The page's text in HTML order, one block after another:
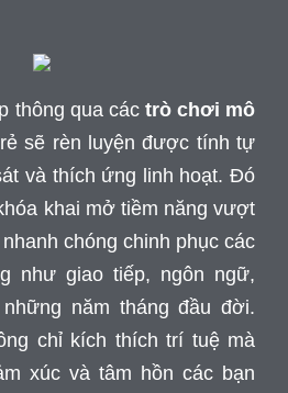
thông qua các trò chơi mô
sẽ rèn luyện được tính tự
và thích ứng linh hoạt. Đó
khai mở tiềm năng vượt
chóng chinh phục các
như giao tiếp, ngôn ngữ,
năm tháng đầu đời.
chỉ kích thích trí tuệ mà
xúc và tâm hồn các bạn